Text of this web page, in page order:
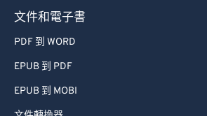
文件和電子書
PDF 到 WORD
EPUB 到 PDF
EPUB 到 MOBI